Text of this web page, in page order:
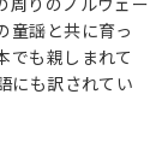
童謡と共に育っ
でも親しまれて
にも訳されてい